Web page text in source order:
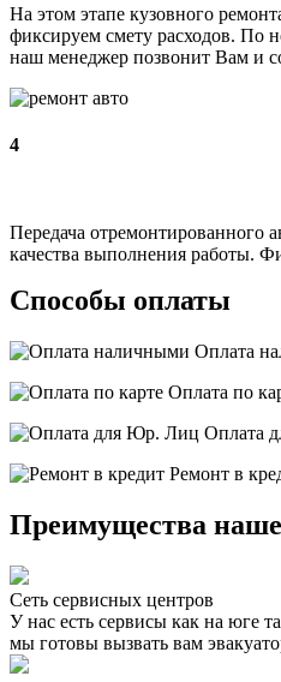
На этом этапе кузовного
фиксируем смету расходов. По
наш менеджер позвонит Вам и
4
Передача отремонтированного
качества выполнения работы.
Способы оплаты
Оплата
Оплата по
Оплата
Ремонт в
Преимущества
Сеть сервисных центров
У нас есть сервисы как на юге
мы готовы вызвать вам